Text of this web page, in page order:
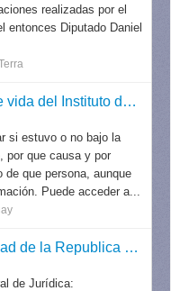
realizadas por el
entonces Diputado Daniel
Archivo Nacional de historias de vida del Instituto del Nino y Adolescente del Uruguay
si estuvo o no bajo la
por que causa y por
de que persona, aunque
Puede acceder a...
Archivo General de la Universidad de la Republica (AGU)
de Jurídica: